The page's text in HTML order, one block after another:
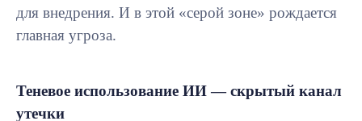
для внедрения. И в этой «серой зоне» рождается
главная угроза.
Теневое использование ИИ — скрытый канал
утечки